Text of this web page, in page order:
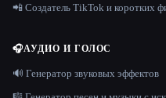
📲 Создатель TikTok и коротких
🎧АУДИО И ГОЛОС
🔊 Генератор звуковых эффектов